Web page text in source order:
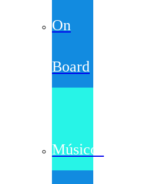
On
Board
Músicos